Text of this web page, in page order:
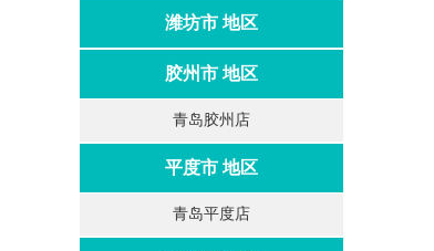
潍坊市 地区
胶州市 地区
青岛胶州店
平度市 地区
青岛平度店